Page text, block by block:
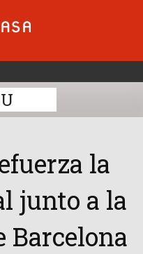
la
junto a la
Barcelona